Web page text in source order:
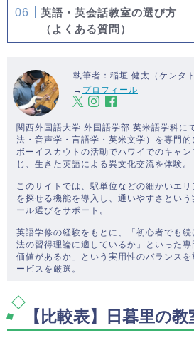
英語・英会話教室の選び方
（よくある質問）
執筆者：稲垣 健太（ケンタ
→ プロフィール
関西外国語大学 外国語学部 英米語学科に
法・音声学・言語学・英米文学）を専門的
ボーイスカウトの活動でハワイでのキャ
じ、生きた英語による異文化交流を体験。
このサイトでは、駅単位などの細かいエ
を探せる機能を導入し、通いやすさとい
ール選びをサポート。
英語学修の経験をもとに、「初心者でも
法の習得理論に適しているか」といった
価値があるか」という実用性のバランス
ービスを厳選。
【比較表】日暮里の